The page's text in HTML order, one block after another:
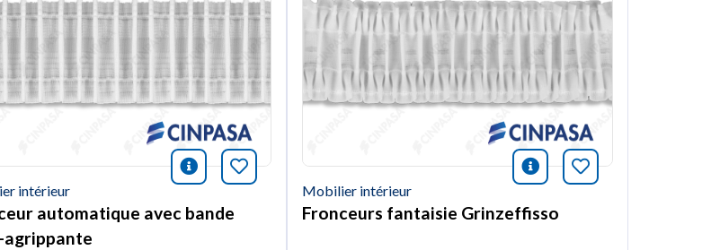
icono información
Marquer cet article
intérieur
automatique avec bande
icono información
Marquer cet
Mobilier intérieur
Fronceurs fantaisie Grinzeffisso